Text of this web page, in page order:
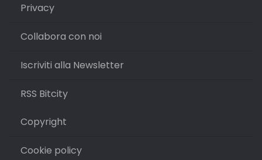
Privacy
Collabora con noi
Iscriviti alla Newsletter
RSS Bitcity
Copyright
Cookie policy